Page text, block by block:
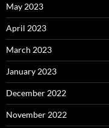
May 2023
April 2023
March 2023
January 2023
December 2022
November 2022